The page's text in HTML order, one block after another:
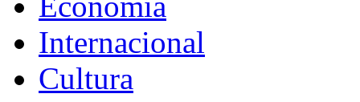
Internacional
Cultura